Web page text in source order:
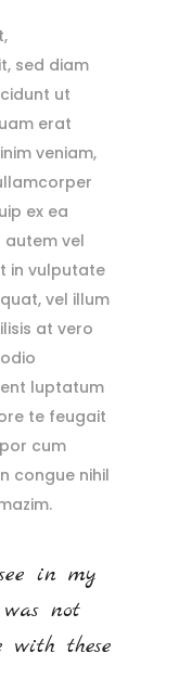
sed diam
ut
erat
veniam,
ex ea
autem vel
in vulputate
vel illum
at vero
luptatum
te feugait
cum
congue nihil
in my
not
these